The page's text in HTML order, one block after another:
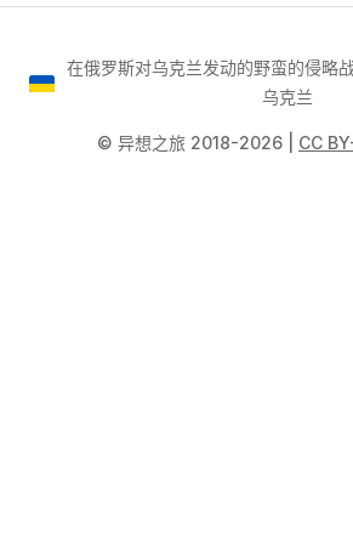
在俄罗斯对乌克兰发动的野蛮的侵略
乌克兰
©️ 异想之旅 2018-2026 | CC